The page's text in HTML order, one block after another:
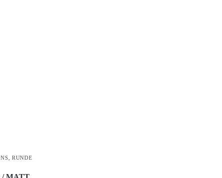
RUNDE